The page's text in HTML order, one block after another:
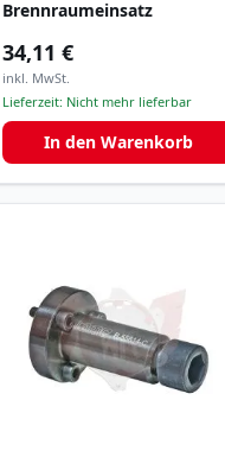
Brennraumeinsatz
34,11 €
inkl. MwSt.
Lieferzeit: Nicht mehr lieferbar
In den Warenkorb